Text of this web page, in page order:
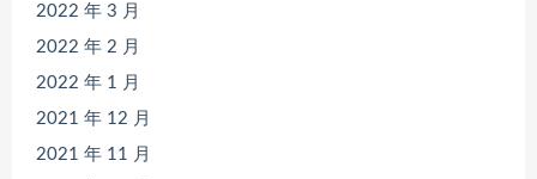
2022 年 3 月
2022 年 2 月
2022 年 1 月
2021 年 12 月
2021 年 11 月